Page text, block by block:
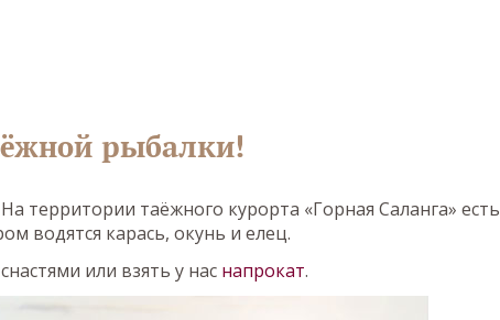
рыбалки!
территории таёжного курорта «Горная Саланга» есть
водятся карась, окунь и елец.
или взять у нас напрокат.